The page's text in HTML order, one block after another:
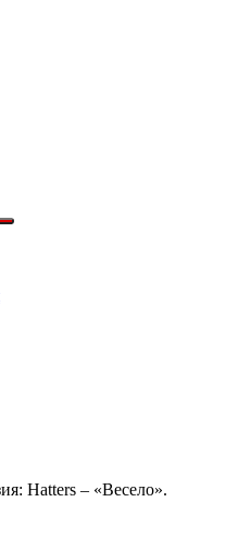
Поиск
Hatters – «Весело».